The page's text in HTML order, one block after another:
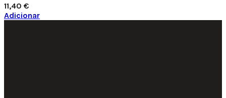
11,40 €
Adicionar